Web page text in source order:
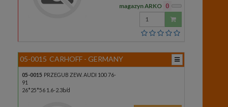
magazyn ARKO 0
Wprowadź
ilość
05-0015 CARHOFF - GERMANY
05-0015 PRZEGUB ZEW. AUDI 100 76-
91
26*25*56 1.6-2.3b/d